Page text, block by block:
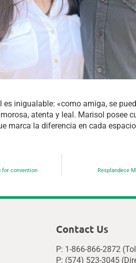
inigualable: «como amiga, se
atenta y leal. Marisol posee
marca la diferencia en cada
for convention Resplandece
Contact Us
P: 1-866-866-2872
P: (574) 523-3045